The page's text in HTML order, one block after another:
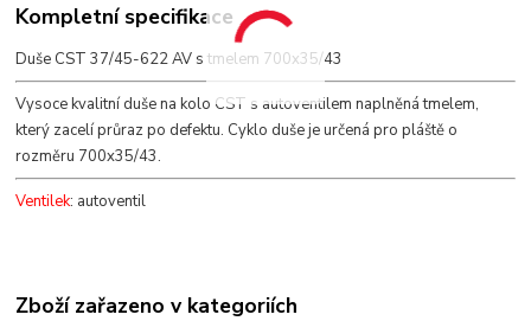
Kompletní specifikace
Duše CST 37/45-622 AV s tmelem 700x35/43
Vysoce kvalitní duše na kolo CST s autoventilem naplněná tmelem,
který zacelí průraz po defektu. Cyklo duše je určená pro pláště o
rozměru 700x35/43.
Ventilek: autoventil
Zboží zařazeno v kategoriích